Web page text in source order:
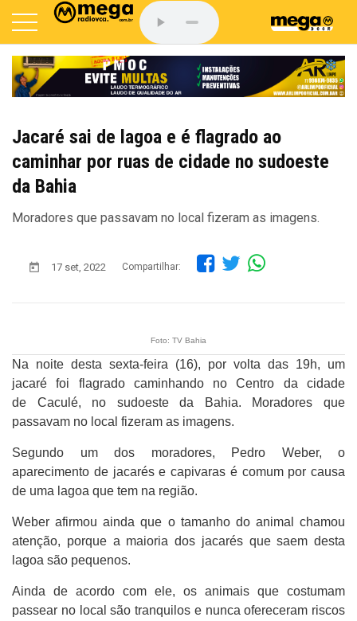
Jacaré sai de lagoa e é flagrado ao
caminhar por ruas de cidade no sudoeste
da Bahia
Moradores que passavam no local fizeram as imagens.
17 set, 2022 Compartilhar:
Foto: TV Bahia
Na noite desta sexta-feira (16), por volta das 19h, um
jacaré foi flagrado caminhando no Centro da cidade
de Caculé, no sudoeste da Bahia. Moradores que
passavam no local fizeram as imagens.
Segundo um dos moradores, Pedro Weber, o
aparecimento de jacarés e capivaras é comum por causa
de uma lagoa que tem na região.
Weber afirmou ainda que o tamanho do animal chamou
atenção, porque a maioria dos jacarés que saem desta
lagoa são pequenos.
Ainda de acordo com ele, os animais que costumam
passear no local são tranquilos e nunca ofereceram riscos